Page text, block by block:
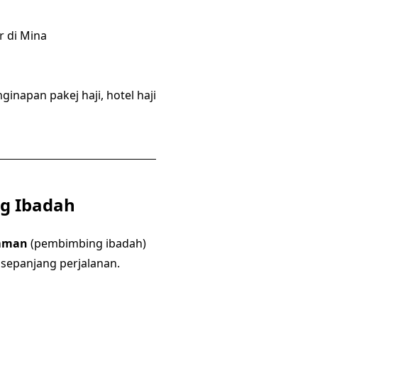
di Mina
pakej haji, hotel haji
Ibadah
(pembimbing ibadah)
perjalanan.